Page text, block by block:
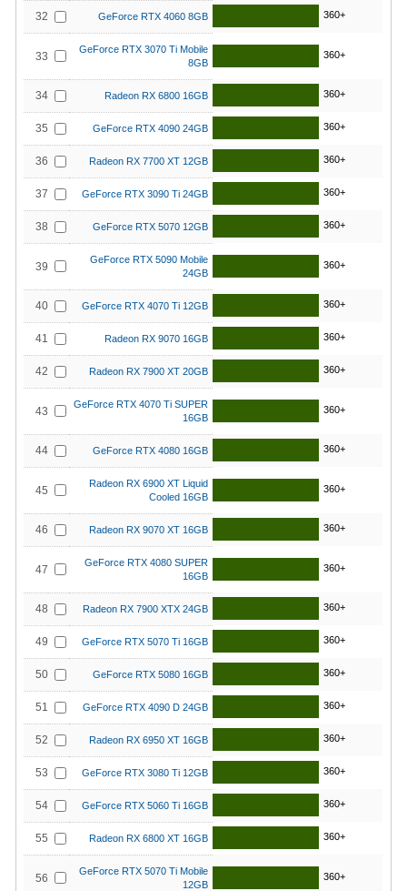
32 GeForce RTX 4060 8GB 360+
33
GeForce RTX 3070 Ti Mobile
8GB
360+
34 Radeon RX 6800 16GB 360+
35 GeForce RTX 4090 24GB 360+
36 Radeon RX 7700 XT 12GB 360+
37 GeForce RTX 3090 Ti 24GB 360+
38 GeForce RTX 5070 12GB 360+
39
GeForce RTX 5090 Mobile
24GB
360+
40 GeForce RTX 4070 Ti 12GB 360+
41 Radeon RX 9070 16GB 360+
42 Radeon RX 7900 XT 20GB 360+
43
GeForce RTX 4070 Ti SUPER
16GB
360+
44 GeForce RTX 4080 16GB 360+
45
Radeon RX 6900 XT Liquid
Cooled 16GB
360+
46 Radeon RX 9070 XT 16GB 360+
47
GeForce RTX 4080 SUPER
16GB
360+
48 Radeon RX 7900 XTX 24GB 360+
49 GeForce RTX 5070 Ti 16GB 360+
50 GeForce RTX 5080 16GB 360+
51 GeForce RTX 4090 D 24GB 360+
52 Radeon RX 6950 XT 16GB 360+
53 GeForce RTX 3080 Ti 12GB 360+
54 GeForce RTX 5060 Ti 16GB 360+
55 Radeon RX 6800 XT 16GB 360+
56
GeForce RTX 5070 Ti Mobile
12GB
360+